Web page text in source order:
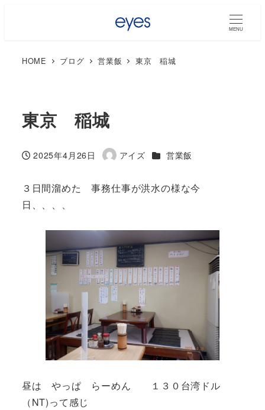
MENU
HOME ブログ 営業飯 東京 稲城
東京 稲城
投稿日
2025年4月26日
著
アイズ カテゴリー
営業飯
３日間溜めた 事務仕事が洪水の様な今
日、、、、
昼は やっぱ らーめん １３０台湾ドル
（NT)って感じ